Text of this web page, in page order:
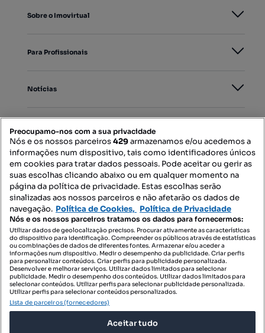
Sobre o Imovirtual
Para Profissionais
Notícias
Mapa do Site
Contacte-nos
SIGA-NOS:
DESCARREGAR NA:
Preocupamo-nos com a sua privacidade
Nós e os nossos parceiros429armazenamos e/ou acedemos a
informações num dispositivo, tais como identificadores únicos
em cookies para tratar dados pessoais. Pode aceitar ou gerir as
suas escolhas clicando abaixo ou em qualquer momento na
página da política de privacidade. Estas escolhas serão
sinalizadas aos nossos parceiros e não afetarão os dados de
navegação. Política de Cookies, Política de Privacidade
Nós e os nossos parceiros tratamos os dados para fornecermos:
Utilizar dados de geolocalização precisos. Procurar ativamente as características
do dispositivo para identificação. Compreender os públicos através de estatísticas
ou combinações de dados de diferentes fontes. Armazenar e/ou aceder a
informações num dispositivo. Medir o desempenho da publicidade. Criar perfis
para personalizar conteúdos. Criar perfis para publicidade personalizada.
Desenvolver e melhorar serviços. Utilizar dados limitados para selecionar
publicidade. Medir o desempenho dos conteúdos. Utilizar dados limitados para
selecionar conteúdos. Utilizar perfis para selecionar publicidade personalizada.
Utilizar perfis para selecionar conteúdos personalizados.
Lista de parceiros (fornecedores)
Aceitar tudo